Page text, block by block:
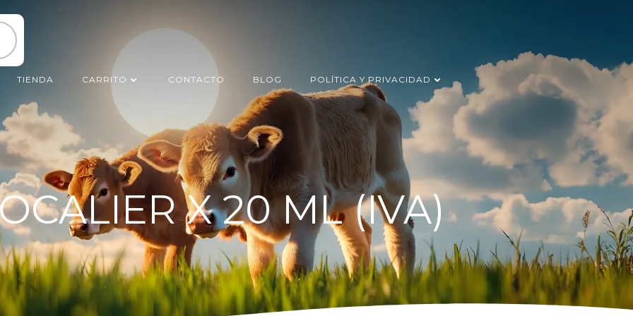
TIENDA CARRITO CONTACTO BLOG POLÍTICA Y PRIVACIDAD
X 20 ML (IVA)